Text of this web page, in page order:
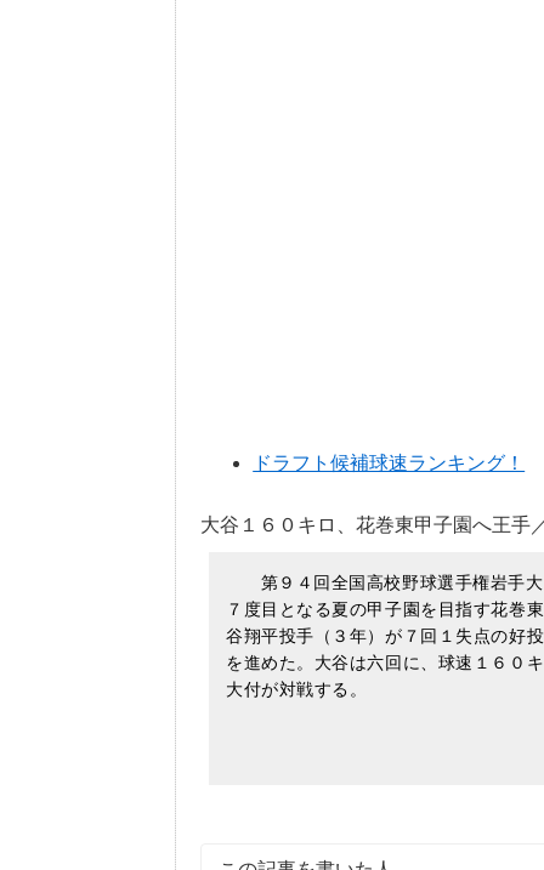
ドラフト候補球速ランキング！
大谷１６０キロ、花巻東甲子園へ王
第９４回全国高校野球選手権岩手
７度目となる夏の甲子園を目指す花巻
谷翔平投手（３年）が７回１失点の好
を進めた。大谷は六回に、球速１６０
大付が対戦する。